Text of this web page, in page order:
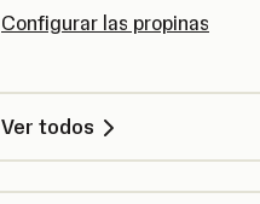
Configurar las propinas
Ver todos